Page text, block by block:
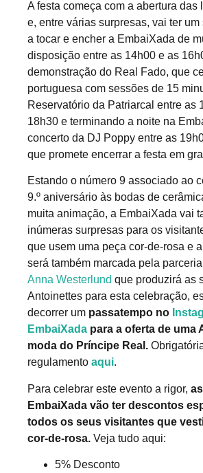
A festa começa com a abertura das
e, entre várias surpresas, vai ter um
a tocar e encher a EmbaiXada de
disposição entre as 14h00 e as
demonstração do Real Fado, que
portuguesa com sessões de 15
Reservatório da Patriarcal entre as
18h30 e terminando a noite na
concerto da DJ Poppy entre as
que promete encerrar a festa em
Estando o número 9 associado ao
9.º aniversário às bodas de
muita animação, a EmbaiXada vai
inúmeras surpresas para os
que usem uma peça cor-de-rosa e
será também marcada pela
Anna Westerlund que produzirá as
Antoinettes para esta celebração,
decorrer um passatempo no
EmbaiXada para a oferta de uma
moda do Príncipe Real.
regulamento aqui.
Para celebrar este evento a rigor,
EmbaiXada vão ter descontos
todos os seus visitantes que
cor-de-rosa. Veja tudo aqui:
5% Desconto